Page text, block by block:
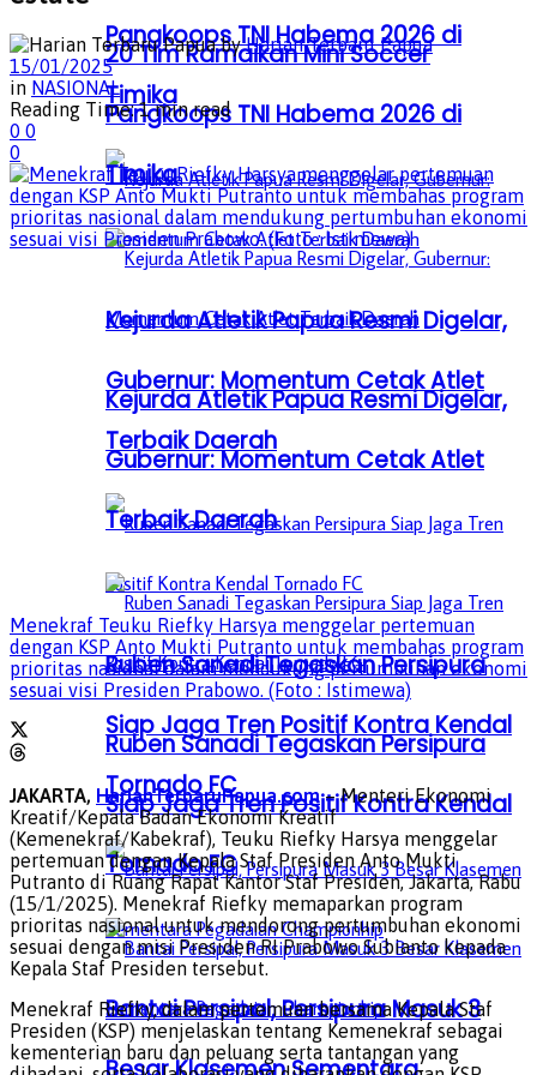
Pangkoops TNI Habema 2026 di
Timika
Kejurda Atletik Papua Resmi Digelar,
Gubernur: Momentum Cetak Atlet
Terbaik Daerah
Ruben Sanadi Tegaskan Persipura
Siap Jaga Tren Positif Kontra Kendal
Tornado FC
Bantai Persipal, Persipura Masuk 3
20 Tim Ramaikan Mini Soccer
Pangkoops TNI Habema 2026 di
Timika
Kejurda Atletik Papua Resmi Digelar,
Gubernur: Momentum Cetak Atlet
Terbaik Daerah
Ruben Sanadi Tegaskan Persipura
Siap Jaga Tren Positif Kontra Kendal
Tornado FC
by Harian Terbaru Papua
15/01/2025
in NASIONAL
Reading Time: 1 min read
0 0
0
Menekraf Teuku Riefky Harsya menggelar pertemuan
dengan KSP Anto Mukti Putranto untuk membahas program
prioritas nasional dalam mendukung pertumbuhan ekonomi
sesuai visi Presiden Prabowo. (Foto : Istimewa)
JAKARTA, HarianTerbaruPapua.com– Menteri Ekonomi
Kreatif/Kepala Badan Ekonomi Kreatif
(Kemenekraf/Kabekraf), Teuku Riefky Harsya menggelar
pertemuan dengan Kepala Staf Presiden Anto Mukti
Putranto di Ruang Rapat Kantor Staf Presiden, Jakarta, Rabu
(15/1/2025). Menekraf Riefky memaparkan program
prioritas nasional untuk mendorong pertumbuhan ekonomi
sesuai dengan misi Presiden RI Prabowo Subianto kepada
Kepala Staf Presiden tersebut.
Menekraf Riefky, dalam pertemuan bersama Kepala Staf
Presiden (KSP) menjelaskan tentang Kemenekraf sebagai
kementerian baru dan peluang serta tantangan yang